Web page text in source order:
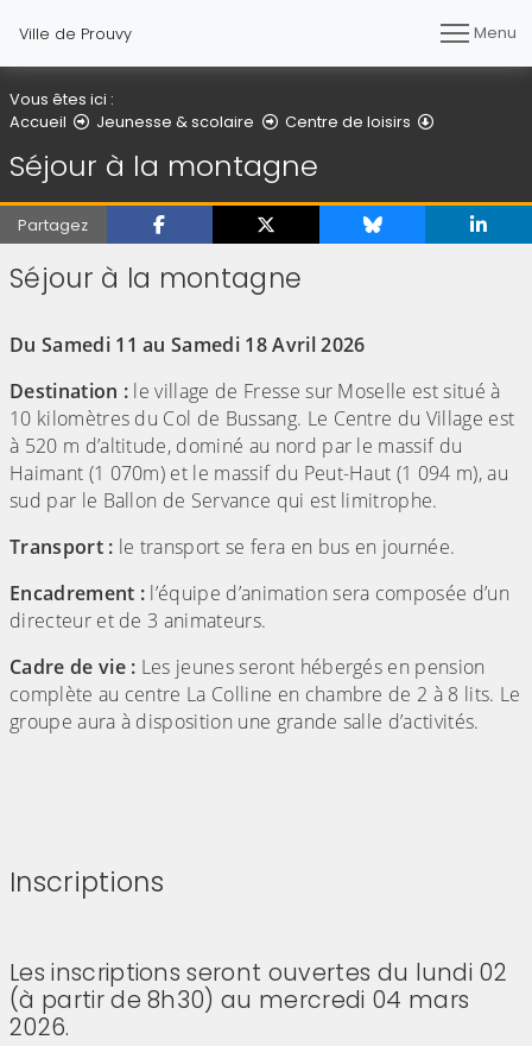
Ville de Prouvy Menu
Vous êtes ici :
Accueil
Jeunesse & scolaire Centre de loisirs
Séjour à la montagne
Partagez
Séjour à la montagne
Du Samedi 11 au Samedi 18 Avril 2026
Destination : le village de Fresse sur Moselle est situé à
10 kilomètres du Col de Bussang. Le Centre du Village est
à 520 m d’altitude, dominé au nord par le massif du
Haimant (1 070m) et le massif du Peut-Haut (1 094 m), au
sud par le Ballon de Servance qui est limitrophe.
Transport : le transport se fera en bus en journée.
Encadrement : l’équipe d’animation sera composée d’un
directeur et de 3 animateurs.
Cadre de vie : Les jeunes seront hébergés en pension
complète au centre La Colline en chambre de 2 à 8 lits. Le
groupe aura à disposition une grande salle d’activités.
Inscriptions
Les inscriptions seront ouvertes du lundi 02
(à partir de 8h30) au mercredi 04 mars
2026.